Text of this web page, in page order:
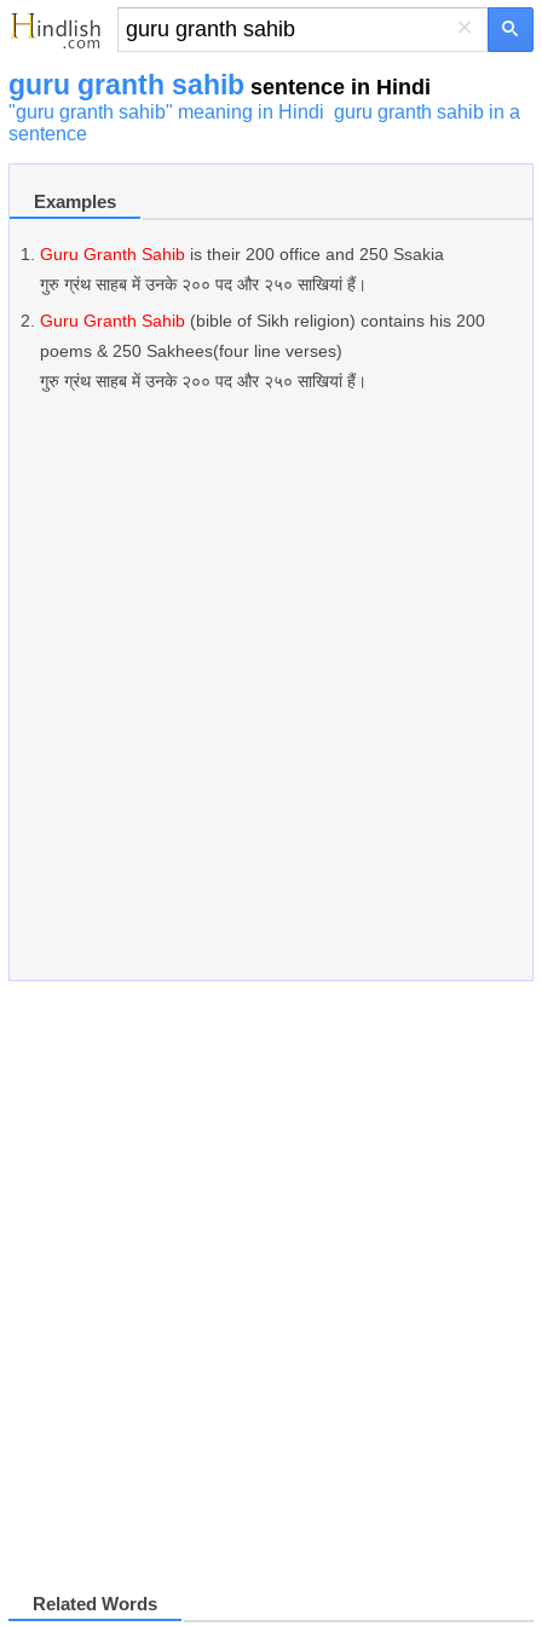
×
guru granth sahib sentence in Hindi
"guru granth sahib" meaning in Hindi guru granth sahib in a
sentence
Examples
Guru Granth Sahib is their 200 office and 250 Ssakia
गुरु ग्रंथ साहब में उनके २०० पद और २५० साखियां हैं।
Guru Granth Sahib (bible of Sikh religion) contains his 200
poems & 250 Sakhees(four line verses)
गुरु ग्रंथ साहब में उनके २०० पद और २५० साखियां हैं।
Related Words